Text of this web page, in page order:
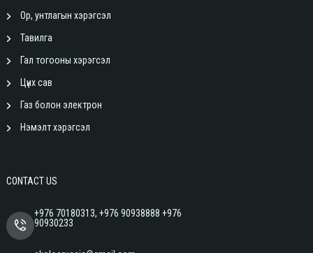
Ор, унтлагын хэрэгсэл
Тавилга
Гал тогооны хэрэгсэл
Цүнх сав
Газ болон электрон
Нэмэлт хэрэгсэл
CONTACT US
+976 70180313, +976 90938888 +976
90930233